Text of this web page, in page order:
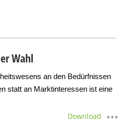
Wahl
an den Bedürfnissen
statt an Marktinteressen ist eine
Download